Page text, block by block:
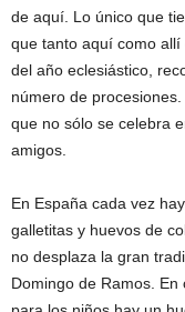
de aquí. Lo único que
que tanto aquí como
del año eclesiástico,
número de
que no sólo se celebra
amigos.
En España cada vez
galletitas y huevos de
no desplaza la gran
Domingo de Ramos.